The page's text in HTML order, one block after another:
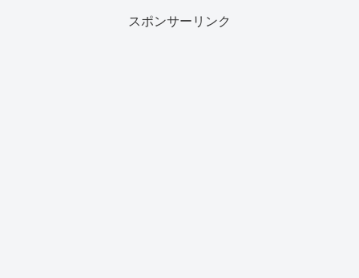
スポンサーリンク